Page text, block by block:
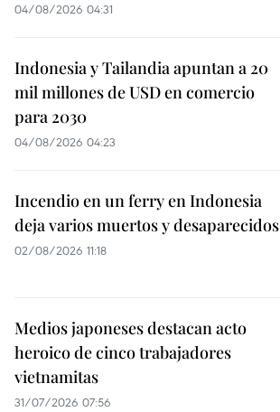
04/08/2026 04:31
Indonesia y Tailandia apuntan a 20
mil millones de USD en comercio
para 2030
04/08/2026 04:23
Incendio en un ferry en Indonesia
deja varios muertos y desaparecidos
02/08/2026 11:18
Medios japoneses destacan acto
heroico de cinco trabajadores
vietnamitas
31/07/2026 07:56